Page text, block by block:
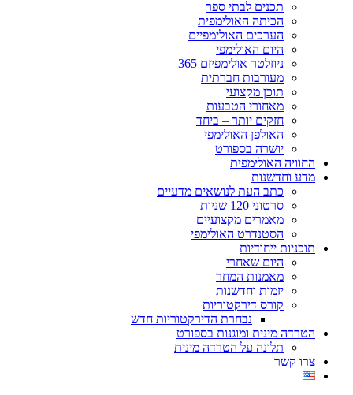
תכנים לבתי ספר
הכיתה האולימפית
הערכים האולימפיים
היום האולימפי
ניוזלטר אולימפיזם 365
מעורבות חברתית
תוכן מקצועי
מאחורי הטבעות
חזקים יותר – ביחד
האולפן האולימפי
יושרה בספורט
החוויה האולימפית
מדע וחדשנות
כתב העת לנושאים מדעיים
סרטוני 120 שניות
מאמרים מקצועיים
הסטנדרט האולימפי
תוכניות ייחודיות
היום שאחרי
מאמנות המחר
יזמות וחדשנות
קורס דירקטוריות
נבחרת הדירקטוריות חדש
הטרדה מינית ומוגנות בספורט
תלונה על הטרדה מינית
צרו קשר